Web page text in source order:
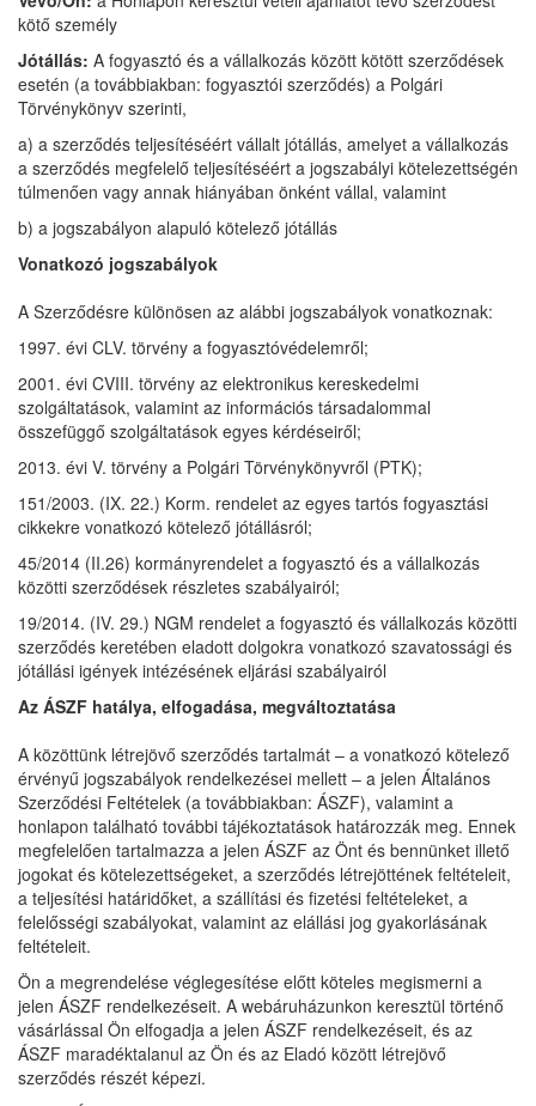
kötő személy
Jótállás: A fogyasztó és a vállalkozás között kötött szerződések
esetén (a továbbiakban: fogyasztói szerződés) a Polgári
Törvénykönyv szerinti,
a) a szerződés teljesítéséért vállalt jótállás, amelyet a vállalkozás
a szerződés megfelelő teljesítéséért a jogszabályi kötelezettségén
túlmenően vagy annak hiányában önként vállal, valamint
b) a jogszabályon alapuló kötelező jótállás
Vonatkozó jogszabályok
A Szerződésre különösen az alábbi jogszabályok vonatkoznak:
1997. évi CLV. törvény a fogyasztóvédelemről;
2001. évi CVIII. törvény az elektronikus kereskedelmi
szolgáltatások, valamint az információs társadalommal
összefüggő szolgáltatások egyes kérdéseiről;
2013. évi V. törvény a Polgári Törvénykönyvről (PTK);
151/2003. (IX. 22.) Korm. rendelet az egyes tartós fogyasztási
cikkekre vonatkozó kötelező jótállásról;
45/2014 (II.26) kormányrendelet a fogyasztó és a vállalkozás
közötti szerződések részletes szabályairól;
19/2014. (IV. 29.) NGM rendelet a fogyasztó és vállalkozás közötti
szerződés keretében eladott dolgokra vonatkozó szavatossági és
jótállási igények intézésének eljárási szabályairól
Az ÁSZF hatálya, elfogadása, megváltoztatása
A közöttünk létrejövő szerződés tartalmát – a vonatkozó kötelező
érvényű jogszabályok rendelkezései mellett – a jelen Általános
Szerződési Feltételek (a továbbiakban: ÁSZF), valamint a
honlapon található további tájékoztatások határozzák meg. Ennek
megfelelően tartalmazza a jelen ÁSZF az Önt és bennünket illető
jogokat és kötelezettségeket, a szerződés létrejöttének feltételeit,
a teljesítési határidőket, a szállítási és fizetési feltételeket, a
felelősségi szabályokat, valamint az elállási jog gyakorlásának
feltételeit.
Ön a megrendelése véglegesítése előtt köteles megismerni a
jelen ÁSZF rendelkezéseit. A webáruházunkon keresztül történő
vásárlással Ön elfogadja a jelen ÁSZF rendelkezéseit, és az
ÁSZF maradéktalanul az Ön és az Eladó között létrejövő
szerződés részét képezi.